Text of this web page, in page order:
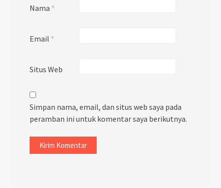
Nama *
Email *
Situs Web
Simpan nama, email, dan situs web saya pada
peramban ini untuk komentar saya berikutnya.